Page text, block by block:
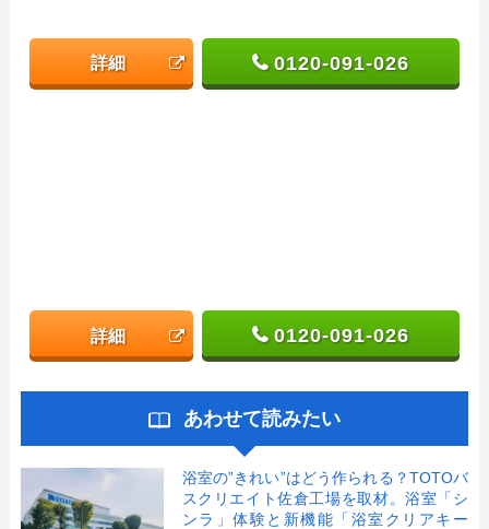
詳細 0120-091-026
詳細 0120-091-026
あわせて読みたい
浴室の”きれい”はどう作られる？TOTOバ
スクリエイト佐倉工場を取材。浴室「シ
ンラ」体験と新機能「浴室クリアキー